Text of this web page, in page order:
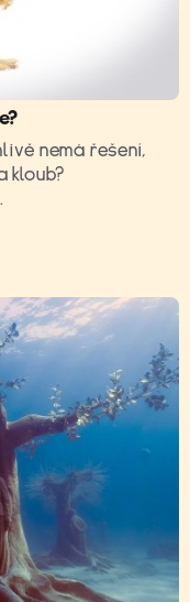
nemá řešení,
kloub?